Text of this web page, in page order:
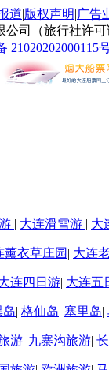
道|版权声明|广告
司（旅行社许可
21020202000115
| 大连滑雪游 | 大
薰衣草庄园 | 大连
连四日游| 大连五
岛| 格仙岛| 塞里岛|
游| 九寨沟旅游|